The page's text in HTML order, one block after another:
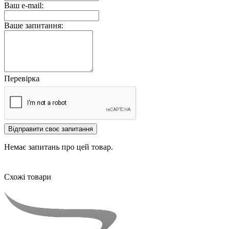
Ваш e-mail:
Ваше запитання:
Перевірка
Відправити своє запитання
Немає запитань про цей товар.
Схожі товари